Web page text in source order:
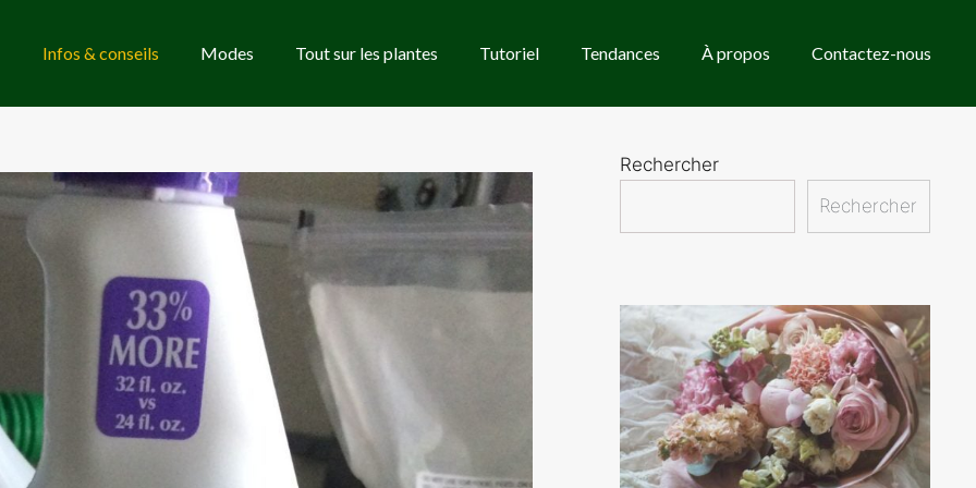
Infos & conseils Modes Tout sur les plantes Tutoriel Tendances À propos Contactez-nous
Rechercher
Rechercher